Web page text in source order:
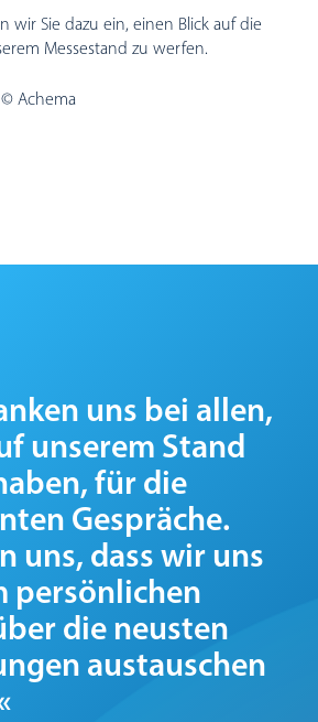
wir Sie dazu ein, einen Blick auf die
Messestand zu werfen.
Achema
uns bei allen,
unserem Stand
für die
Gespräche.
uns, dass wir uns
persönlichen
die neusten
austauschen